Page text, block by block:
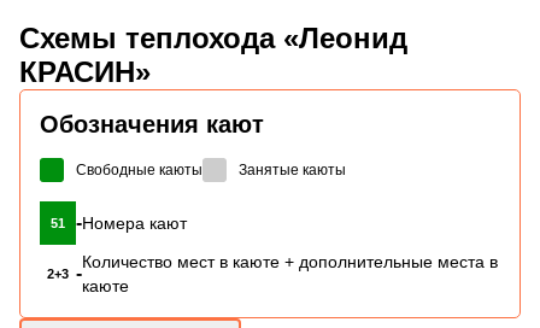
Схемы теплохода «Леонид
КРАСИН»
Обозначения кают
Свободные каюты Занятые каюты
51 -Номера кают
2+3 -
Количество мест в каюте + дополнительные места в
каюте